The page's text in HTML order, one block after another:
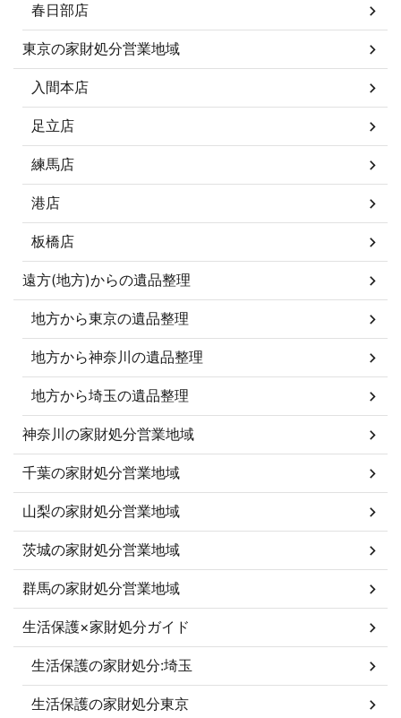
春日部店
東京の家財処分営業地域
入間本店
足立店
練馬店
港店
板橋店
遠方(地方)からの遺品整理
地方から東京の遺品整理
地方から神奈川の遺品整理
地方から埼玉の遺品整理
神奈川の家財処分営業地域
千葉の家財処分営業地域
山梨の家財処分営業地域
茨城の家財処分営業地域
群馬の家財処分営業地域
生活保護×家財処分ガイド
生活保護の家財処分:埼玉
生活保護の家財処分東京